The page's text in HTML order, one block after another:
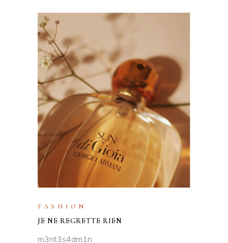
FASHION
JE NE REGRETTE RIEN
m3nt3s4dm1n